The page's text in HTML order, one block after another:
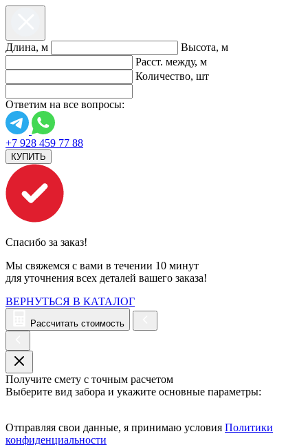
Длина, м
Высота, м
Расст. между, м
Количество, шт
Ответим на все вопросы:
+7 928 459 77 88
КУПИТЬ
Спасибо за заказ!
Мы свяжемся с вами в течении 10 минут
для уточнения всех деталей вашего заказа!
ВЕРНУТЬСЯ В КАТАЛОГ
Рассчитать стоимость
Получите смету с точным расчетом
Выберите вид забора и укажите основные параметры:
Отправляя свои данные, я принимаю условия Политики
конфиденциальности